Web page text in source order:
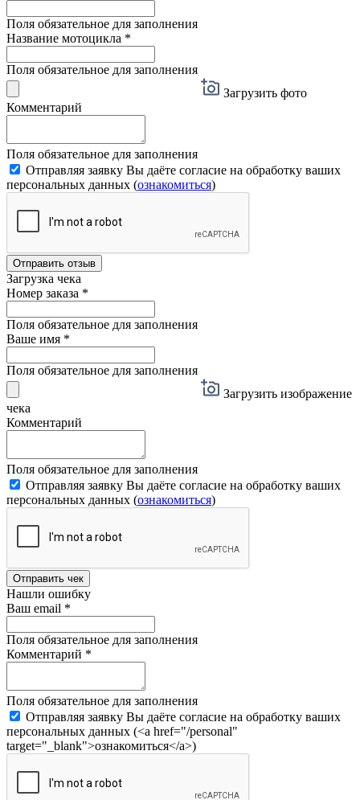
Поля обязательное для заполнения
Название мотоцикла *
Поля обязательное для заполнения
Загрузить фото
Комментарий
Поля обязательное для заполнения
Отправляя заявку Вы даёте согласие на обработку ваших
персональных данных (ознакомиться)
Отправить отзыв
Загрузка чека
Номер заказа *
Поля обязательное для заполнения
Ваше имя *
Поля обязательное для заполнения
Загрузить изображение
чека
Комментарий
Поля обязательное для заполнения
Отправляя заявку Вы даёте согласие на обработку ваших
персональных данных (ознакомиться)
Отправить чек
Нашли ошибку
Ваш email *
Поля обязательное для заполнения
Комментарий *
Поля обязательное для заполнения
Отправляя заявку Вы даёте согласие на обработку ваших
персональных данных (<a href="/personal"
target="_blank">ознакомиться</a>)